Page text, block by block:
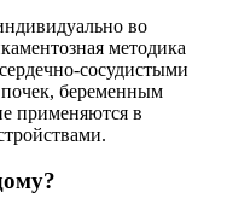
во
методика
сосудистыми
беременным
применяются в